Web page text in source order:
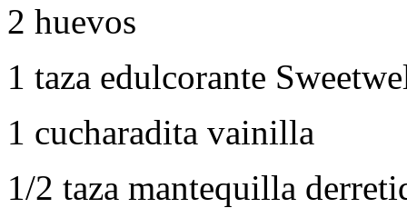
2 huevos
1 taza edulcorante
1 cucharadita vainilla
1/2 taza mantequilla